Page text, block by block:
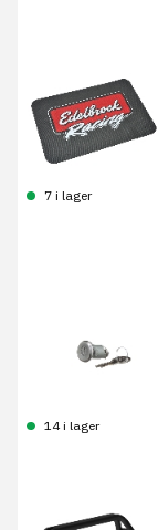
7 i lager
14 i lager